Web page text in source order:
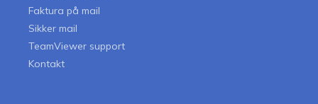
Faktura på mail
Sikker mail
TeamViewer support
Kontakt